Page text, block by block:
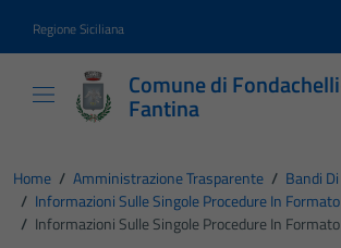
Regione Siciliana
Comune di
Fantina
Home / Amministrazione Trasparente / Bandi
/ Informazioni Sulle Singole Procedure In
/ Informazioni Sulle Singole Procedure In